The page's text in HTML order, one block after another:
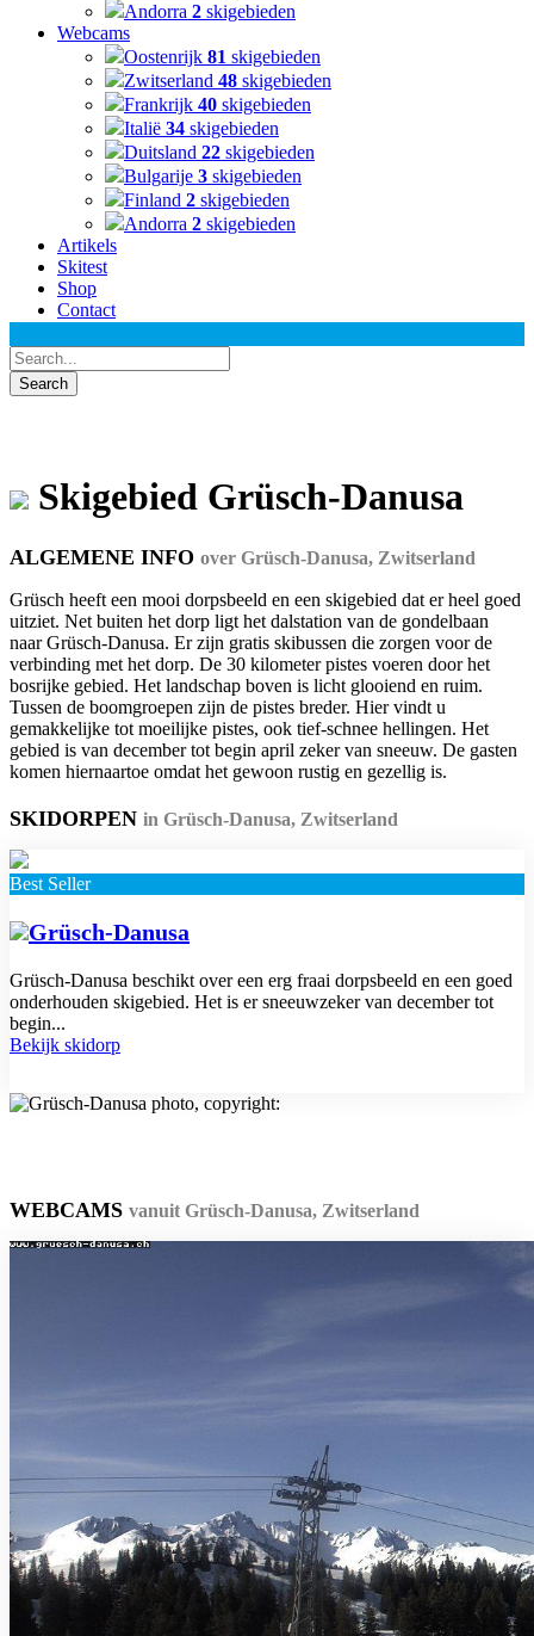
Andorra 2 skigebieden
Webcams
Oostenrijk 81 skigebieden
Zwitserland 48 skigebieden
Frankrijk 40 skigebieden
Italië 34 skigebieden
Duitsland 22 skigebieden
Bulgarije 3 skigebieden
Finland 2 skigebieden
Andorra 2 skigebieden
Artikels
Skitest
Shop
Contact
Skigebied Grüsch-Danusa
ALGEMENE INFO over Grüsch-Danusa, Zwitserland
Grüsch heeft een mooi dorpsbeeld en een skigebied dat er heel goed
uitziet. Net buiten het dorp ligt het dalstation van de gondelbaan
naar Grüsch-Danusa. Er zijn gratis skibussen die zorgen voor de
verbinding met het dorp. De 30 kilometer pistes voeren door het
bosrijke gebied. Het landschap boven is licht glooiend en ruim.
Tussen de boomgroepen zijn de pistes breder. Hier vindt u
gemakkelijke tot moeilijke pistes, ook tief-schnee hellingen. Het
gebied is van december tot begin april zeker van sneeuw. De gasten
komen hiernaartoe omdat het gewoon rustig en gezellig is.
SKIDORPEN in Grüsch-Danusa, Zwitserland
Best Seller
Grüsch-Danusa
Grüsch-Danusa beschikt over een erg fraai dorpsbeeld en een goed
onderhouden skigebied. Het is er sneeuwzeker van december tot
begin...
Bekijk skidorp
WEBCAMS vanuit Grüsch-Danusa, Zwitserland